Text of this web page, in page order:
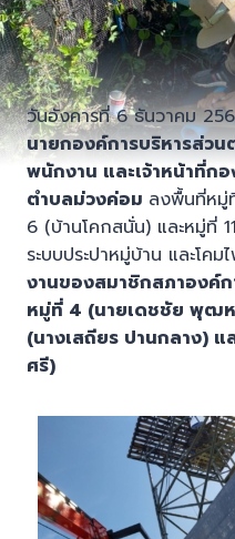
วันอังคารที่ 6 ธันวาคม
นายกองค์การบริหารส่ว
พนักงาน และเจ้าหน้าที่ก
ตำบลม่วงค่อม ลงพื้นที่หมู่
6 (บ้านโคกสนั่น) และหมู่ที่
ระบบประปาหมู่บ้าน และโค
งานของสมาชิกสภาองค์ก
หมู่ที่ 4 (นายเดชชัย พุฒ
(นางเสถียร ปานกลาง)
ศรี)